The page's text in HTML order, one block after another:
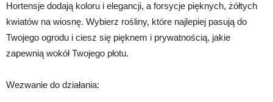
Hortensje dodają koloru i elegancji, a forsycje pięknych, żółtych
kwiatów na wiosnę. Wybierz rośliny, które najlepiej pasują do
Twojego ogrodu i ciesz się pięknem i prywatnością, jakie
zapewnią wokół Twojego płotu.
Wezwanie do działania: